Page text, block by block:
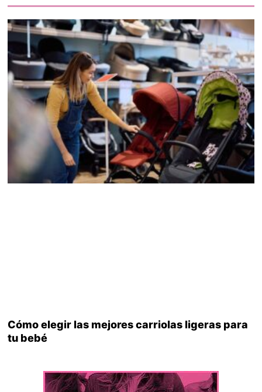
Cómo elegir las mejores carriolas ligeras para
tu bebé